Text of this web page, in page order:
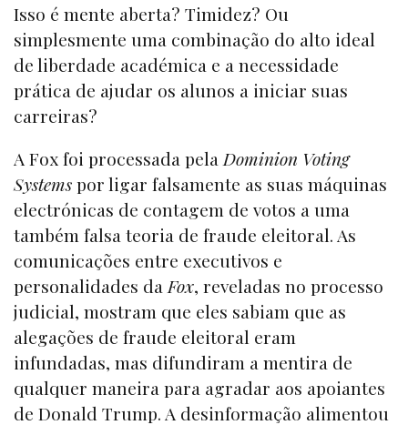
Isso é mente aberta? Timidez? Ou
simplesmente uma combinação do alto ideal
de liberdade académica e a necessidade
prática de ajudar os alunos a iniciar suas
carreiras?
A Fox foi processada pela Dominion Voting
Systemspor ligar falsamente as suas máquinas
electrónicas de contagem de votos a uma
também falsa teoria de fraude eleitoral. As
comunicações entre executivos e
personalidades da Fox, reveladas no processo
judicial, mostram que eles sabiam que as
alegações de fraude eleitoral eram
infundadas, mas difundiram a mentira de
qualquer maneira para agradar aos apoiantes
de Donald Trump. A desinformação alimentou